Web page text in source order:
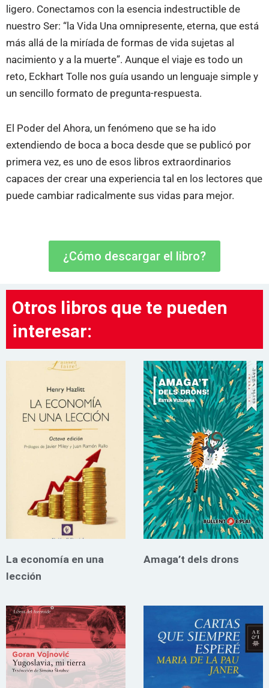
ligero. Conectamos con la esencia indestructible de
nuestro Ser: “la Vida Una omnipresente, eterna, que está
más allá de la miríada de formas de vida sujetas al
nacimiento y a la muerte”. Aunque el viaje es todo un
reto, Eckhart Tolle nos guía usando un lenguaje simple y
un sencillo formato de pregunta-respuesta.
El Poder del Ahora, un fenómeno que se ha ido
extendiendo de boca a boca desde que se publicó por
primera vez, es uno de esos libros extraordinarios
capaces der crear una experiencia tal en los lectores que
puede cambiar radicalmente sus vidas para mejor.
¿Cómo descargar el libro?
Otros libros que te pueden
interesar:
La economía en una
lección
Amaga’t dels drons